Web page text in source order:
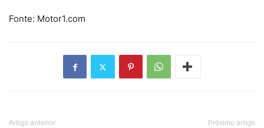
Fonte: Motor1.com
Artigo anterior Próximo artigo